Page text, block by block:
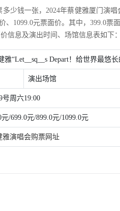
少钱一张，2024年蔡健雅厦门演
、1099.0元票面价。其中，399.0票
信息及演出时间、场馆信息表如下：
雅“Let__sq__s Depart！给世界最悠
演出场馆
号周六19:00
/699.0元/899.0元/1099.0元
雅演唱会购票网址